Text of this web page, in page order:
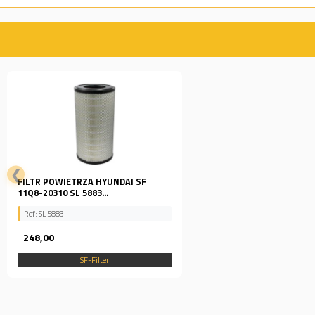
FILTR POWIETRZA HYUNDAI SF
11Q8-20310 SL 5883...
Ref: SL 5883
248,00
SF-Filter
❮